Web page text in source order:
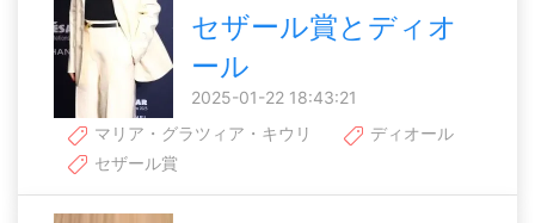
セザール賞とディオ
ール
2025-01-22 18:43:21
マリア・グラツィア・キウリ
ディオール
セザール賞